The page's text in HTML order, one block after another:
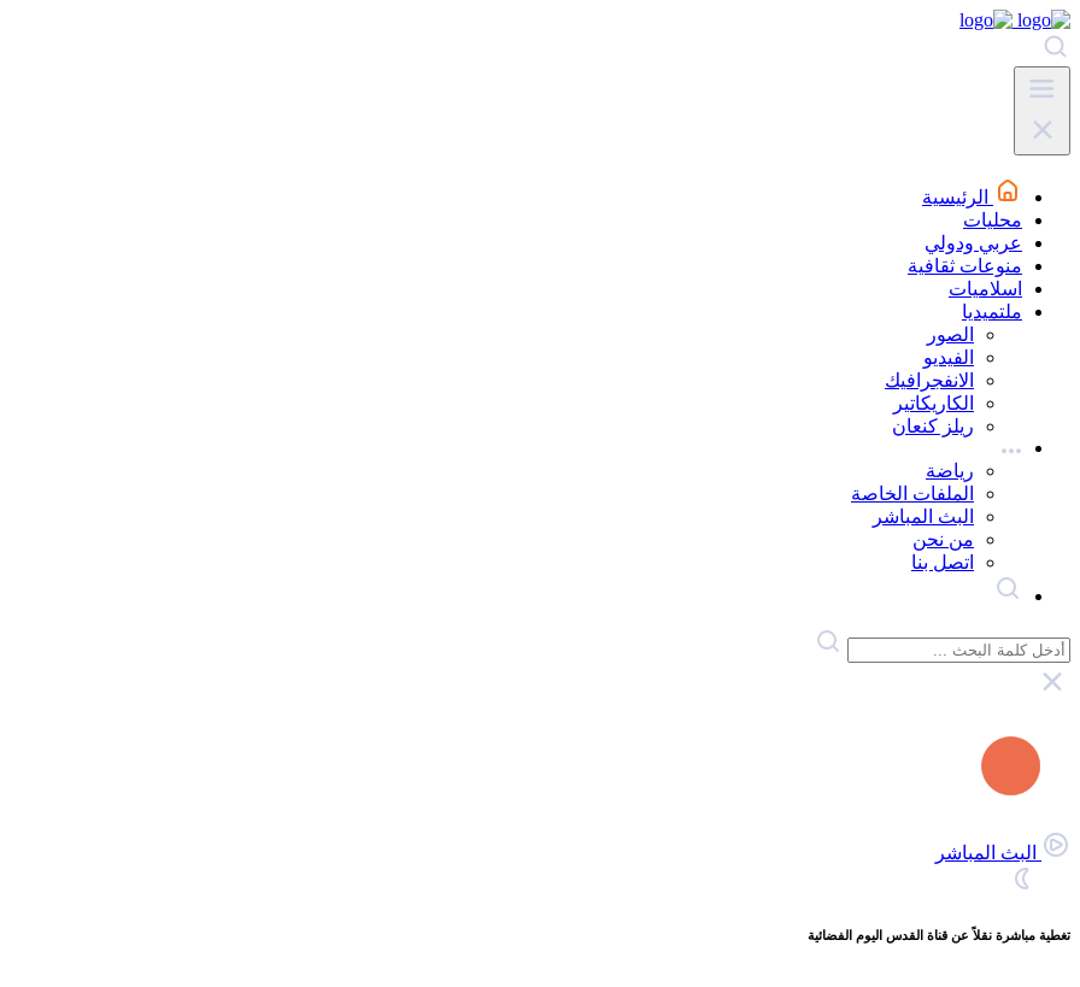
الرئيسية
محليات
عربي ودولي
منوعات ثقافية
اسلاميات
ملتميديا
الصور
الفيديو
الانفجرافيك
الكاريكاتير
ريلز كنعان
رياضة
الملفات الخاصة
البث المباشر
من نحن
اتصل بنا
البث المباشر
تغطية مباشرة نقلاً عن قناة القدس اليوم الفضائية